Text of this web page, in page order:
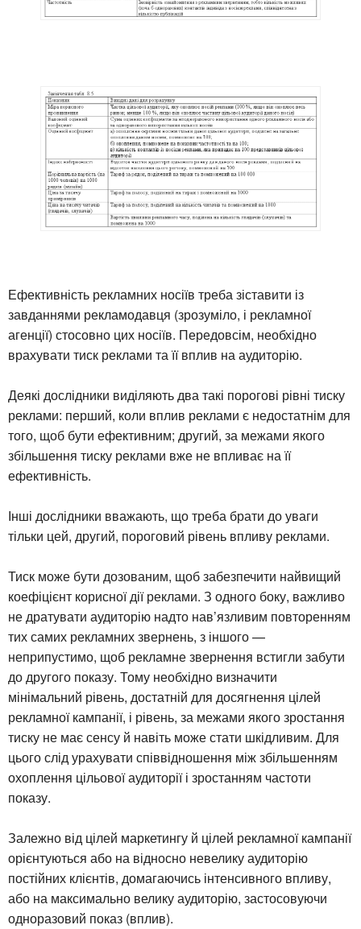
Ефективність рекламних носіїв треба зіставити із
завданнями рекламодавця (зрозуміло, і рекламної
агенції) стосовно цих носіїв. Передовсім, необхідно
врахувати тиск реклами та її вплив на аудиторію.
Деякі дослідники виділяють два такі порогові рівні тиску
реклами: перший, коли вплив реклами є недостатнім для
того, щоб бути ефективним; другий, за межами якого
збільшення тиску реклами вже не впливає на її
ефективність.
Інші дослідники вважають, що треба брати до уваги
тільки цей, другий, пороговий рівень впливу реклами.
Тиск може бути дозованим, щоб забезпечити найвищий
коефіцієнт корисної дії реклами. З одного боку, важливо
не дратувати аудиторію надто нав’язливим повторенням
тих самих рекламних звернень, з іншого —
неприпустимо, щоб рекламне звернення встигли забути
до другого показу. Тому необхідно визначити
мінімальний рівень, достатній для досягнення цілей
рекламної кампанії, і рівень, за межами якого зростання
тиску не має сенсу й навіть може стати шкідливим. Для
цього слід урахувати співвідношення між збільшенням
охоплення цільової аудиторії і зростанням частоти
показу.
Залежно від цілей маркетингу й цілей рекламної кампанії
орієнтуються або на відносно невелику аудиторію
постійних клієнтів, домагаючись інтенсивного впливу,
або на максимально велику аудиторію, застосовуючи
одноразовий показ (вплив).